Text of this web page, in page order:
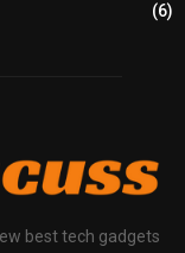
(6)
best tech gadgets